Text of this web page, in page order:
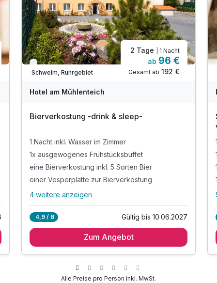
Viele Termine frei
Schwelm, Ruhrgebiet
2 Tage | 1 Nacht
ab 96 €
Gesamt ab 192 €
Hotel am Mühlenteich
Bierverkostung -drink & sleep-
1 Nacht inkl. Wasser im Zimmer
1x ausgewogenes Frühstücksbuffet
eine Bierverkostung inkl. 5 Sorten Bier
einer Vesperplatte zur Bierverkostung
Alle Inklusivleistungen
1x ausgewogenes Frühstücksbuffet
Ein kleines Geschend unserer Brauerei
4 weitere anzeigen
4,9 / 6 Gültig bis 10.06.2027
Zum Angebot
Alle Preise pro Person inkl. MwSt.